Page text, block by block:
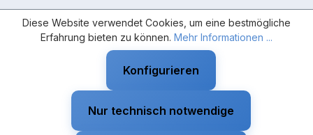
Diese Website verwendet Cookies, um eine bestmögliche
Erfahrung bieten zu können. Mehr Informationen ...
Nur technisch notwendige
Konfigurieren